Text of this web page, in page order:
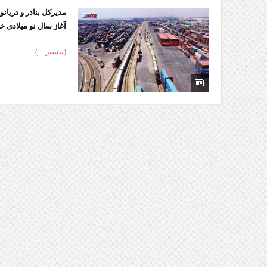
راه‌اندازی کامل منطقه
مدیرکل بنادر و
آغاز سال نو میلادی
(بیشتر…)